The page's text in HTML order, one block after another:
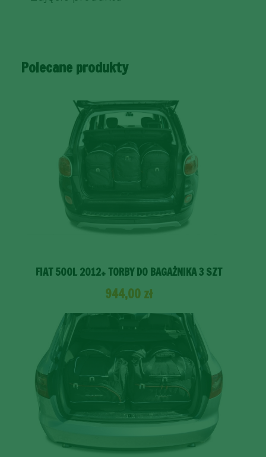
Polecane produkty
FIAT 500L 2012+ TORBY DO BAGAŻNIKA 3 SZT
944,00 zł